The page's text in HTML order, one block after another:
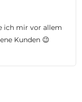
ich mir vor allem
Kunden 😉